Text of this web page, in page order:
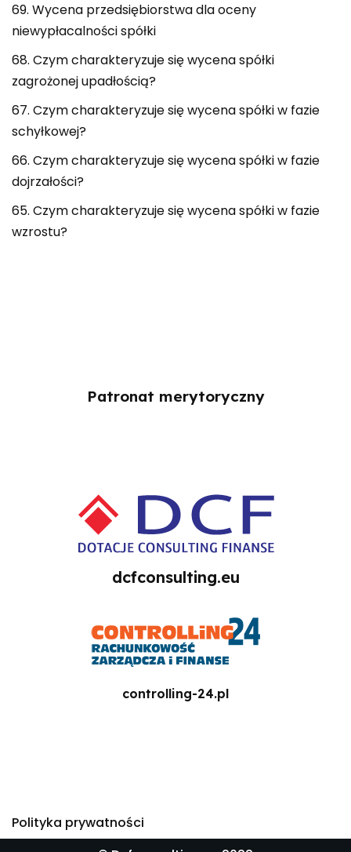
69. Wycena przedsiębiorstwa dla oceny
niewypłacalności spółki
68. Czym charakteryzuje się wycena spółki
zagrożonej upadłością?
67. Czym charakteryzuje się wycena spółki w fazie
schyłkowej?
66. Czym charakteryzuje się wycena spółki w fazie
dojrzałości?
65. Czym charakteryzuje się wycena spółki w fazie
wzrostu?
Patronat merytoryczny
dcfconsulting.eu
controlling-24.pl
Polityka prywatności